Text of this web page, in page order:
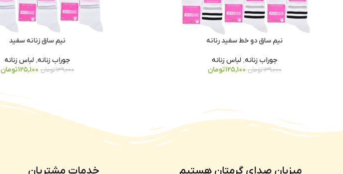
نیم ساق دو خط سفید رنانه
جوراب زنانه, لباس زنانه
139,000تومان 125,100تومان
نیم ساق زنانه سفید
جوراب زنانه, لباس زنانه
139,000تومان 125,100تومان
میزبان صدای گرمتان هستیم خدمات مشتریان